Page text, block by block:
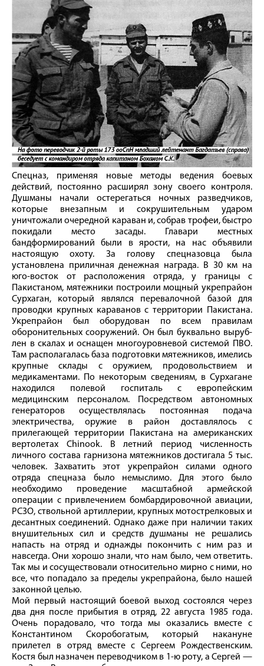
Спецназ, применяя новые методы ведения боевых
действий, постоянно расширял зону своего контроля.
Душманы начали остерегаться ночных разведчиков,
которые внезапным и сокрушительным ударом
уничтожали очередной караван и, собрав трофеи, быстро
покидали место засады. Главари местных
бандформирований были в ярости, на нас объявили
настоящую охоту. За голову спецназовца была
установлена приличная денежная награда. В 30 км на
юго-восток от расположения отряда, у границы с
Пакистаном, мятежники построили мощный укреп­район
Сурхаган, который являлся перевалочной базой для
проводки крупных караванов с территории Пакистана.
Укрепрайон был оборудован по всем правилам
оборонительных сооружений. Он был буквально выруб­
лен в скалах и оснащен многоуровневой системой ПВО.
Там располагалась база подготовки мятежников, имелись
крупные склады с оружием, продовольствием и
медикаментами. По некоторым сведениям, в Сурхагане
находился полевой госпиталь с европейским
медицинским персоналом. Посредством автономных
генераторов осуществлялась постоянная подача
электричества, оружие в район доставлялось с
прилегающей территории Пакистана на американских
вертолетах Chinook. В летний период численность
личного состава гарнизона мятежников достигала 5 тыс.
человек. Захватить этот укрепрайон силами одного
отряда спецназа было немыслимо. Для этого было
необходимо проведение масштабной армейской
операции с привлечением бомбардировочной авиации,
РСЗО, ствольной артиллерии, крупных мотострелковых и
десантных соединений. Однако даже при наличии таких
внушительных сил и средств душманы не решались
напасть на отряд и однажды покончить с ним раз и
навсегда. Они хорошо знали, что нам было, чем ответить.
Так мы и сосуществовали относительно мирно с ними, но
все, что попадало за пределы укрепрайона, было нашей
законной целью.
Мой первый настоящий боевой выход состоялся через
два дня после прибытия в отряд, 22 августа 1985 года.
Очень порадовало, что тогда мы оказались вместе с
Константином Скоробогатым, который накануне
прилетел в отряд вместе с Сергеем Рождественским.
Костя был назначен переводчиком в 1‑ю роту, а Сергей —